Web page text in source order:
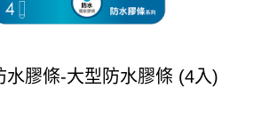
水膠條-大型防水膠條 (4入)